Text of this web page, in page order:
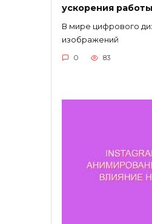
ускорения
В мире цифрового
изображений
0 83